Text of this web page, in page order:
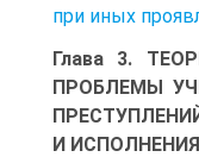
при иных
Глава 3.
ПРОБЛЕМЫ
И